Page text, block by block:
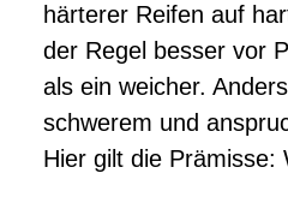
härterer Reifen auf
der Regel besser vor
als ein weicher.
schwerem und
Hier gilt die Prämisse: